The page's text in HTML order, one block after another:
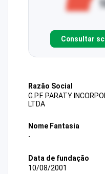
Consultar
Razão Social
G.P.F. PARATY
LTDA
Nome Fantasia
-
Data de fundação
10/08/2001